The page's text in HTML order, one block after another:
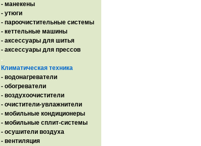
- манекены
- утюги
- пароочистительные системы
- кеттельные машины
- аксессуары для шитья
- аксессуары для прессов
.
Климатическая техника
- водонагреватели
- обогреватели
- воздухоочистители
- очистители-увлажнители
- мобильные кондиционеры
- мобильные сплит-системы
- осушители воздуха
- вентиляция